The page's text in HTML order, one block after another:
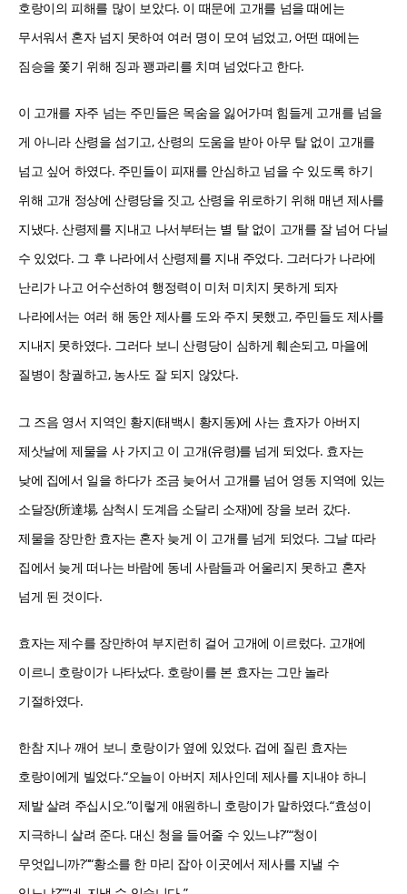
호랑이의 피해를 많이 보았다. 이 때문에 고개를 넘을 때에는
무서워서 혼자 넘지 못하여 여러 명이 모여 넘었고, 어떤 때에는
짐승을 쫓기 위해 징과 꽹과리를 치며 넘었다고 한다.
이 고개를 자주 넘는 주민들은 목숨을 잃어가며 힘들게 고개를 넘을
게 아니라 산령을 섬기고, 산령의 도움을 받아 아무 탈 없이 고개를
넘고 싶어 하였다. 주민들이 피재를 안심하고 넘을 수 있도록 하기
위해 고개 정상에 산령당을 짓고, 산령을 위로하기 위해 매년 제사를
지냈다. 산령제를 지내고 나서부터는 별 탈 없이 고개를 잘 넘어 다닐
수 있었다. 그 후 나라에서 산령제를 지내 주었다. 그러다가 나라에
난리가 나고 어수선하여 행정력이 미처 미치지 못하게 되자
나라에서는 여러 해 동안 제사를 도와 주지 못했고, 주민들도 제사를
지내지 못하였다. 그러다 보니 산령당이 심하게 훼손되고, 마을에
질병이 창궐하고, 농사도 잘 되지 않았다.
그 즈음 영서 지역인 황지(태백시 황지동)에 사는 효자가 아버지
제삿날에 제물을 사 가지고 이 고개(유령)를 넘게 되었다. 효자는
낮에 집에서 일을 하다가 조금 늦어서 고개를 넘어 영동 지역에 있는
소달장(所達場, 삼척시 도계읍 소달리 소재)에 장을 보러 갔다.
제물을 장만한 효자는 혼자 늦게 이 고개를 넘게 되었다. 그날 따라
집에서 늦게 떠나는 바람에 동네 사람들과 어울리지 못하고 혼자
넘게 된 것이다.
효자는 제수를 장만하여 부지런히 걸어 고개에 이르렀다. 고개에
이르니 호랑이가 나타났다. 호랑이를 본 효자는 그만 놀라
기절하였다.
한참 지나 깨어 보니 호랑이가 옆에 있었다. 겁에 질린 효자는
호랑이에게 빌었다.“오늘이 아버지 제사인데 제사를 지내야 하니
제발 살려 주십시오.”이렇게 애원하니 호랑이가 말하였다.“효성이
지극하니 살려 준다. 대신 청을 들어줄 수 있느냐?”“청이
무엇입니까?”“황소를 한 마리 잡아 이곳에서 제사를 지낼 수